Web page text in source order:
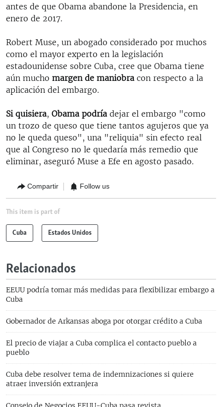
antes de que Obama abandone la Presidencia, en
enero de 2017.
Robert Muse, un abogado considerado por muchos
como el mayor experto en la legislación
estadounidense sobre Cuba, cree que Obama tiene
aún mucho margen de maniobra con respecto a la
aplicación del embargo.
Si quisiera, Obama podría dejar el embargo "como
un trozo de queso que tiene tantos agujeros que ya
no le queda queso", una "reliquia" sin efecto real
que al Congreso no le quedaría más remedio que
eliminar, aseguró Muse a Efe en agosto pasado.
Compartir Follow us
This item is part of
Cuba Estados Unidos
Relacionados
EEUU podría tomar más medidas para flexibilizar embargo a
Cuba
Gobernador de Arkansas aboga por otorgar crédito a Cuba
El precio de viajar a Cuba complica el contacto pueblo a
pueblo
Cuba debe resolver tema de indemnizaciones si quiere
atraer inversión extranjera